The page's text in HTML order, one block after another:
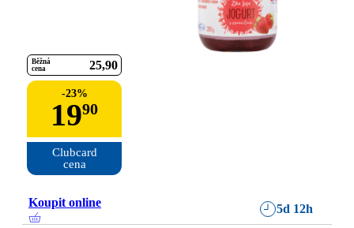
Běžná
cena
25 90
-23%
1990
Clubcard
cena
Koupit online 5d 12h